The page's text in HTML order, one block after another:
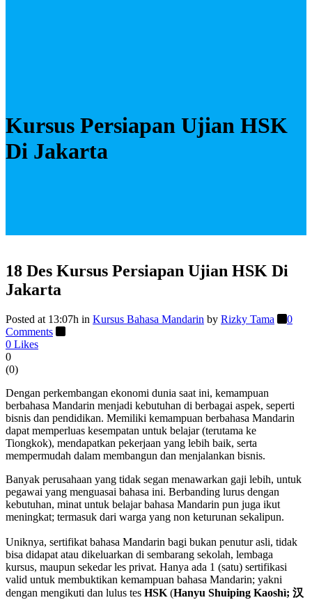
Kursus Persiapan Ujian HSK
Di Jakarta
18 Des Kursus Persiapan Ujian HSK Di
Jakarta
Posted at 13:07h in Kursus Bahasa Mandarin by Rizky Tama
0
Comments
0 Likes
0
(0)
Dengan perkembangan ekonomi dunia saat ini, kemampuan
berbahasa Mandarin menjadi kebutuhan di berbagai aspek, seperti
bisnis dan pendidikan. Memiliki kemampuan berbahasa Mandarin
dapat memperluas kesempatan untuk belajar (terutama ke
Tiongkok), mendapatkan pekerjaan yang lebih baik, serta
mempermudah dalam membangun dan menjalankan bisnis.
Banyak perusahaan yang tidak segan menawarkan gaji lebih, untuk
pegawai yang menguasai bahasa ini. Berbanding lurus dengan
kebutuhan, minat untuk belajar bahasa Mandarin pun juga ikut
meningkat; termasuk dari warga yang non keturunan sekalipun.
Uniknya, sertifikat bahasa Mandarin bagi bukan penutur asli, tidak
bisa didapat atau dikeluarkan di sembarang sekolah, lembaga
kursus, maupun sekedar les privat. Hanya ada 1 (satu) sertifikasi
valid untuk membuktikan kemampuan bahasa Mandarin; yakni
dengan mengikuti dan lulus tes HSK (Hanyu Shuiping Kaoshì; 汉